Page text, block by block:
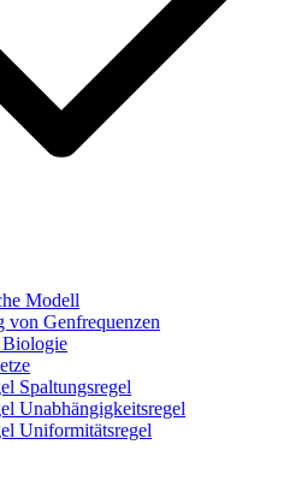
Modell
von Genfrequenzen
Spaltungsregel
Unabhängigkeitsregel
Uniformitätsregel